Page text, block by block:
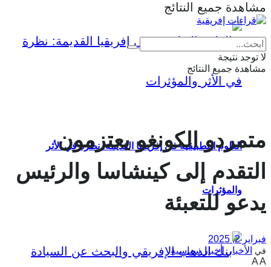
العلوم التطبيقية في إفريقيا القديمة: نظرة في الأثر
والمؤثرات
مشاهدة جميع النتائج
لا توجد نتيجة
مشاهدة جميع النتائج
متمردو الكونغو يعتزمون
التقدم إلى كينشاسا والرئيس
يدعو للتعبئة
فبراير 2, 2025
في الأخبار , أخبار سياسية
AA